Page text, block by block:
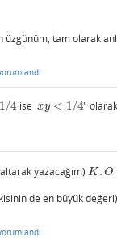
üzgünüm, tam olarak
1/4
/4 ise xy < 1/4
xy< 1/4 "
yazacağım) K . O
K.O≥A
de en büyük değeri)